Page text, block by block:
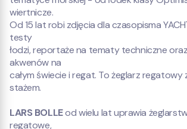
wiertnicze.
Od 15 lat robi zdjęcia dla czasopisma
testy
łodzi, reportaże na tematy techniczne
akwenów na
całym świecie i regat. To żeglarz regatowy
stażem.
LARS BOLLEod wielu lat uprawia
regatowe,